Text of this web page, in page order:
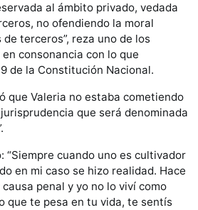
al ámbito privado, vedada
no ofendiendo la moral
terceros”, reza uno de los
consonancia con lo que
de la Constitución Nacional.
que Valeria no estaba cometiendo
que será denominada
“Siempre cuando uno es cultivador
en mi caso se hizo realidad. Hace
penal y yo no lo viví como
que te pesa en tu vida, te sentís